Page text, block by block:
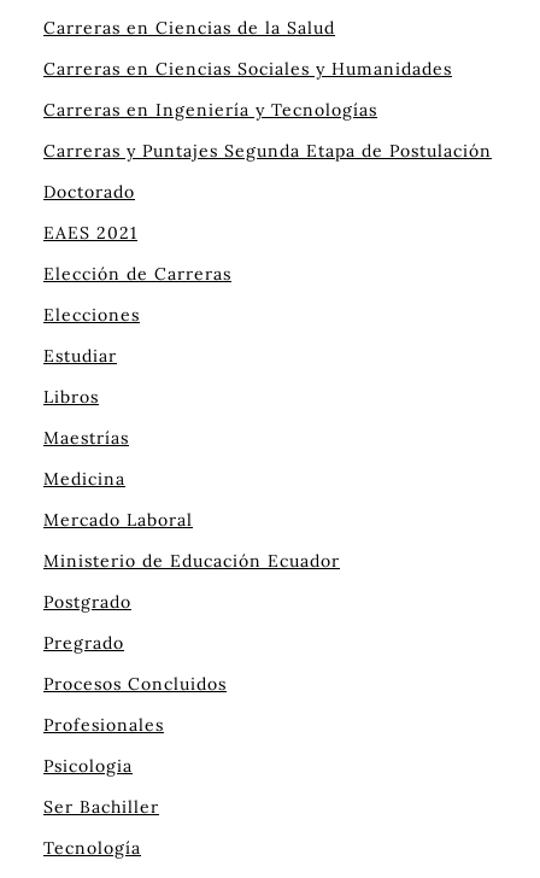
Carreras en Ciencias de la Salud
Carreras en Ciencias Sociales y Humanidades
Carreras en Ingeniería y Tecnologías
Carreras y Puntajes Segunda Etapa de Postulación
Doctorado
EAES 2021
Elección de Carreras
Elecciones
Estudiar
Libros
Maestrías
Medicina
Mercado Laboral
Ministerio de Educación Ecuador
Postgrado
Pregrado
Procesos Concluidos
Profesionales
Psicologia
Ser Bachiller
Tecnología